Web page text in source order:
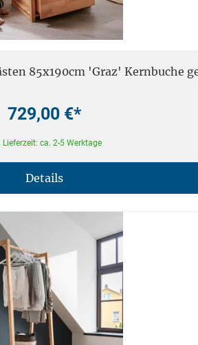
85x190cm 'Graz' Kernbuche
729,00 €*
Lieferzeit: ca. 2-5 Werktage
Details